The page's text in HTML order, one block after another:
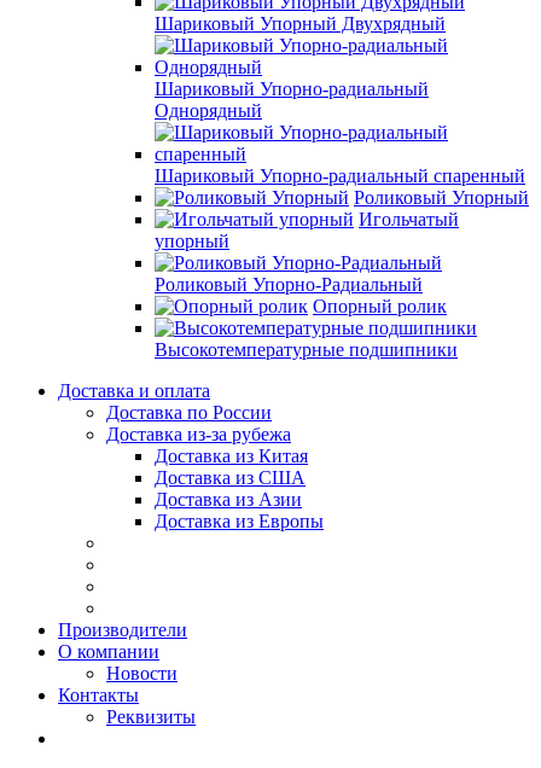
Шариковый Упорный Двухрядный
Шариковый Упорно-радиальный
Однорядный
Шариковый Упорно-радиальный спаренный
Роликовый Упорный
Игольчатый
упорный
Роликовый Упорно-Радиальный
Опорный ролик
Высокотемпературные подшипники
Доставка и оплата
Доставка по России
Доставка из-за рубежа
Доставка из Китая
Доставка из США
Доставка из Азии
Доставка из Европы
Производители
О компании
Новости
Контакты
Реквизиты